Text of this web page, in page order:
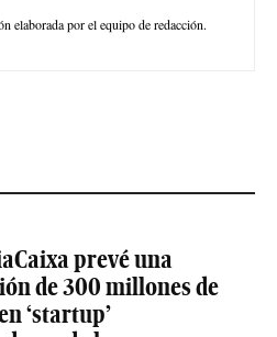
elaborada por el equipo de redacción.
prevé una
de 300 millones de
‘startup’